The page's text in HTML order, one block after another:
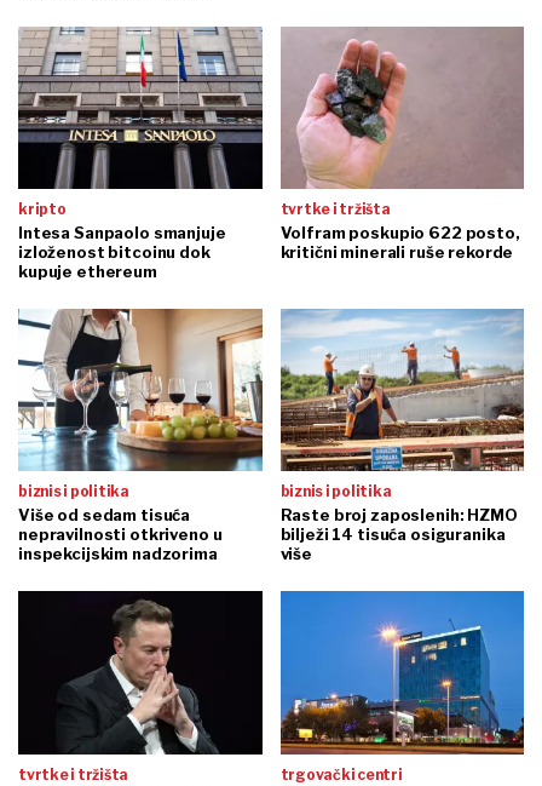
kripto
Intesa Sanpaolo smanjuje
izloženost bitcoinu dok
kupuje ethereum
tvrtke i tržišta
Volfram poskupio 622 posto,
kritični minerali ruše rekorde
biznis i politika
Više od sedam tisuća
nepravilnosti otkriveno u
inspekcijskim nadzorima
biznis i politika
Raste broj zaposlenih: HZMO
bilježi 14 tisuća osiguranika
više
tvrtke i tržišta trgovački centri